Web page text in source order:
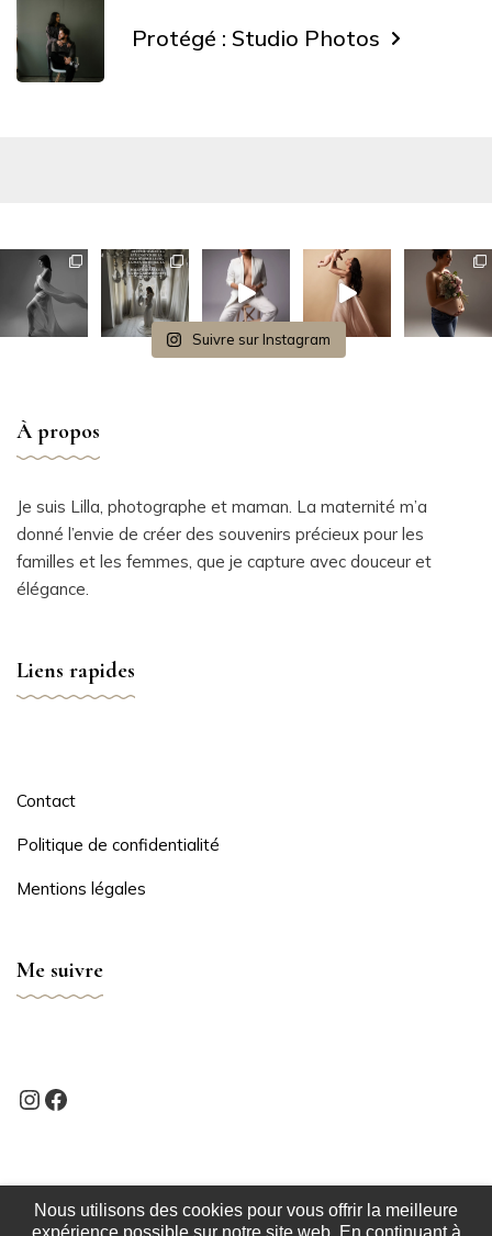
Protégé : Studio Photos
Suivre sur Instagram
À propos
Je suis Lilla, photographe et maman. La maternité m’a
donné l’envie de créer des souvenirs précieux pour les
familles et les femmes, que je capture avec douceur et
élégance.
Liens rapides
Contact
Politique de confidentialité
Mentions légales
Me suivre
Nous utilisons des cookies pour vous offrir la meilleure